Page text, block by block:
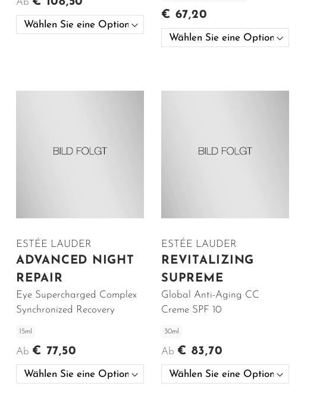
€ 67,20
ESTÉE LAUDER
ADVANCED NIGHT
REPAIR
Eye Supercharged Complex
Synchronized Recovery
15ml
Ab € 77,50
ESTÉE LAUDER
REVITALIZING
SUPREME
Global Anti-Aging CC
Creme SPF 10
30ml
Ab € 83,70